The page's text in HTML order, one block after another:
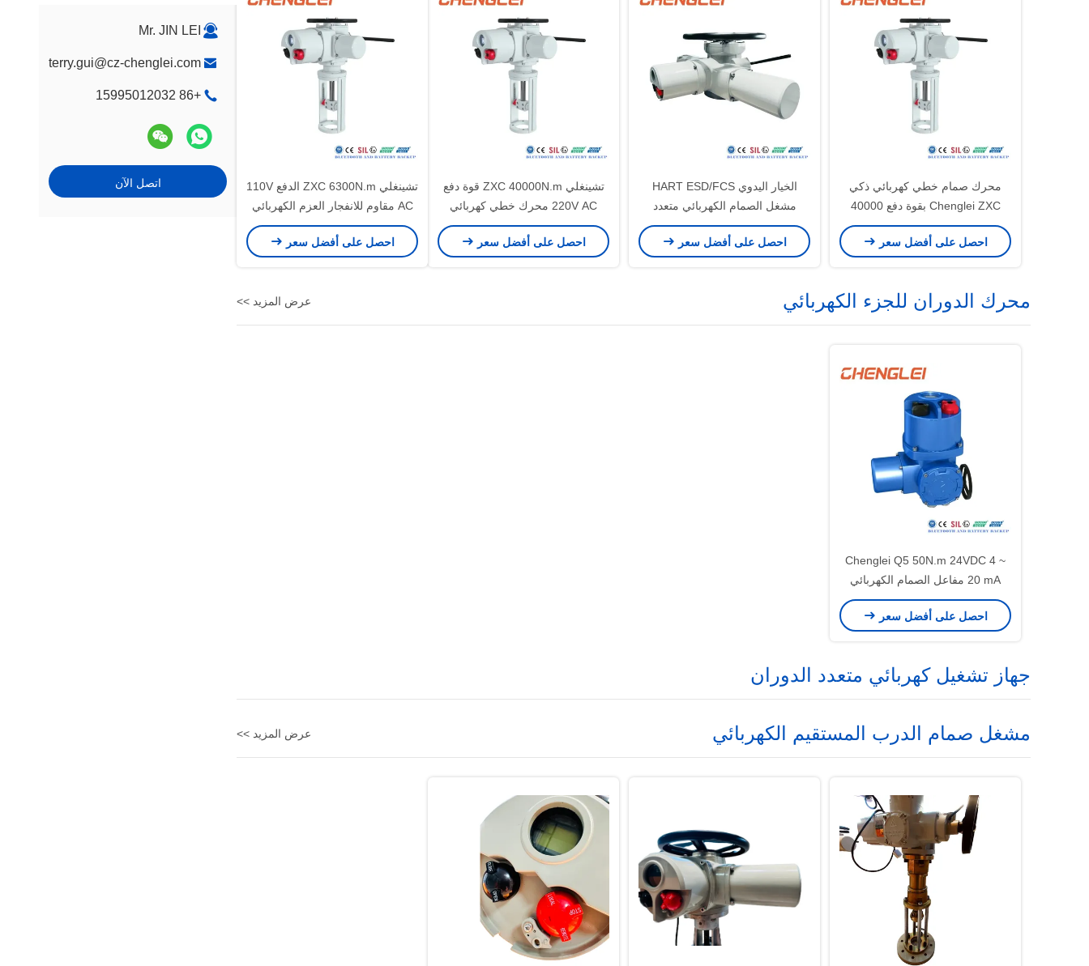
Mr. JIN LEI
terry.gui@cz-chenglei.com
+86 15995012032
اتصل الآن
محرك صمام خطي كهربائي ذكي
Chenglei ZXC بقوة دفع 40000
نيوتن متر مع شفة دفع ISO5210
احصل على أفضل سعر
الخيار اليدوي HART ESD/FCS
مشغل الصمام الكهربائي متعدد
الدورات بالأشعة تحت الحمراء مع
سرعة قابلة للتعديل
احصل على أفضل سعر
تشينغلي ZXC 40000N.m قوة دفع
220V AC محرك خطي كهربائي
عالي السرعة لتعديل الصمام
احصل على أفضل سعر
تشينغلي ZXC 6300N.m الدفع 110V
AC مقاوم للانفجار العزم الكهربائي
الكبير الصمام المحرك الخطي مع
IP65/IP67/IP68 الحماية
احصل على أفضل سعر
محرك الدوران للجزء الكهربائي عرض المزيد >>
Chenglei Q5 50N.m 24VDC 4 ~
20 mA مفاعل الصمام الكهربائي
الذكي مع اتصال الدوران الجزئي
والفلنج
احصل على أفضل سعر
جهاز تشغيل كهربائي متعدد الدوران
مشغل صمام الدرب المستقيم الكهربائي عرض المزيد >>